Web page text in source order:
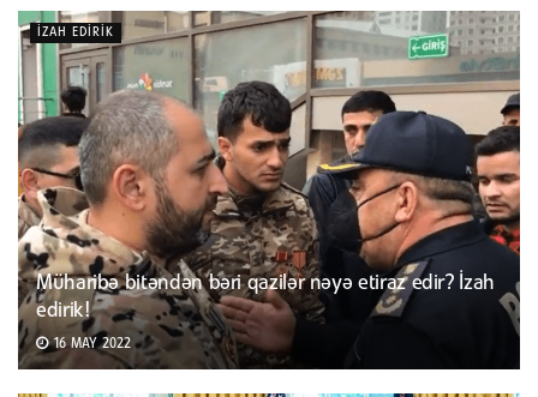
İZAH EDIRIK
Müharibə bitəndən bəri qazilər nəyə etiraz edir? İzah
edirik!
16 MAY 2022